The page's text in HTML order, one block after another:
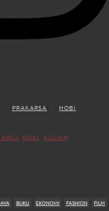
PRAKARSA
HOBI
HOBI KULIAH
BUKU EKONOMI FASHION
FILM